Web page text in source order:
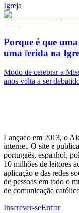
Igreja
Porque é que
uma ferida na
Modo de celebrar a
anos volta a ser
Lançado em 2013, o
internet. O site é
português, espanhol,
10 milhões de leitores
aplicação e das redes
de pessoas em todo o
de comunicação
Inscrever-seEntrar